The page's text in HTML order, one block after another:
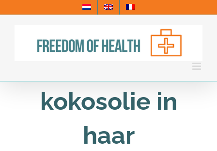
to
kokosolie in
haar